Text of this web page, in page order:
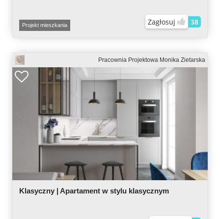
Projekt mieszkania Zagłosuj 38
Pracownia Projektowa Monika Zietarska
Klasyczny | Apartament w stylu klasycznym